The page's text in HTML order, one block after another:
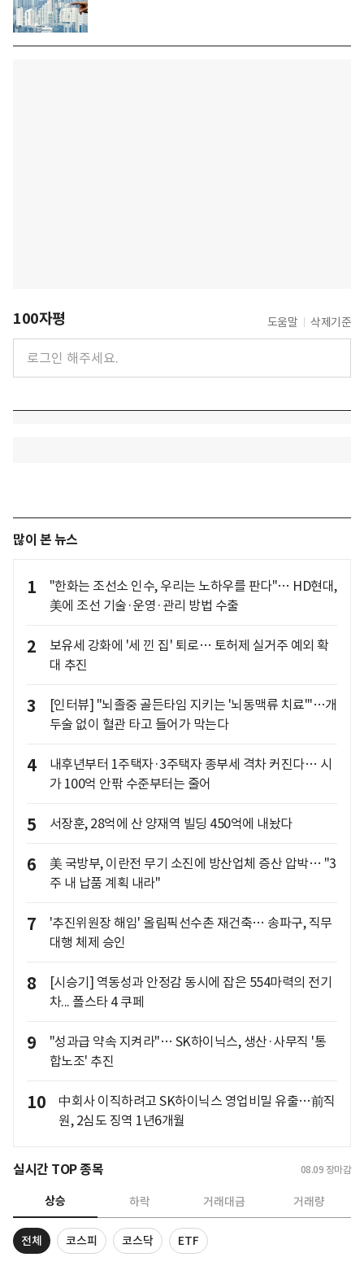
100자평 도움말 삭제기준
많이 본 뉴스
1
"한화는 조선소 인수, 우리는 노하우를 판다"… HD현대,
美에 조선 기술·운영·관리 방법 수출
2
보유세 강화에 '세 낀 집' 퇴로… 토허제 실거주 예외 확
대 추진
3
[인터뷰] "뇌졸중 골든타임 지키는 '뇌동맥류 치료'"…개
두술 없이 혈관 타고 들어가 막는다
4
내후년부터 1주택자·3주택자 종부세 격차 커진다… 시
가 100억 안팎 수준부터는 줄어
5 서장훈, 28억에 산 양재역 빌딩 450억에 내놨다
6
美 국방부, 이란전 무기 소진에 방산업체 증산 압박… "3
주 내 납품 계획 내라"
7
'추진위원장 해임' 올림픽선수촌 재건축… 송파구, 직무
대행 체제 승인
8
[시승기] 역동성과 안정감 동시에 잡은 554마력의 전기
차... 폴스타 4 쿠페
9
"성과급 약속 지켜라"… SK하이닉스, 생산·사무직 '통
합노조' 추진
10
中회사 이직하려고 SK하이닉스 영업비밀 유출…前직
원, 2심도 징역 1년6개월
실시간 TOP 종목 08.09 장마감
상승 하락 거래대금 거래량
전체 코스피 코스닥 ETF